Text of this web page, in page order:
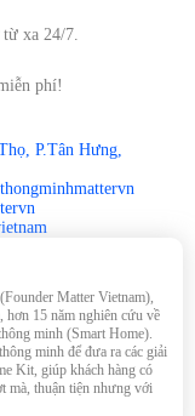
xa 24/7.
phí!
P.Tân Hưng,
Matter Vietnam),
hơn 15 năm nghiên cứu về
minh (Smart Home).
minh để đưa ra các giải
Kit, giúp khách hàng có
mà, thuận tiện nhưng với